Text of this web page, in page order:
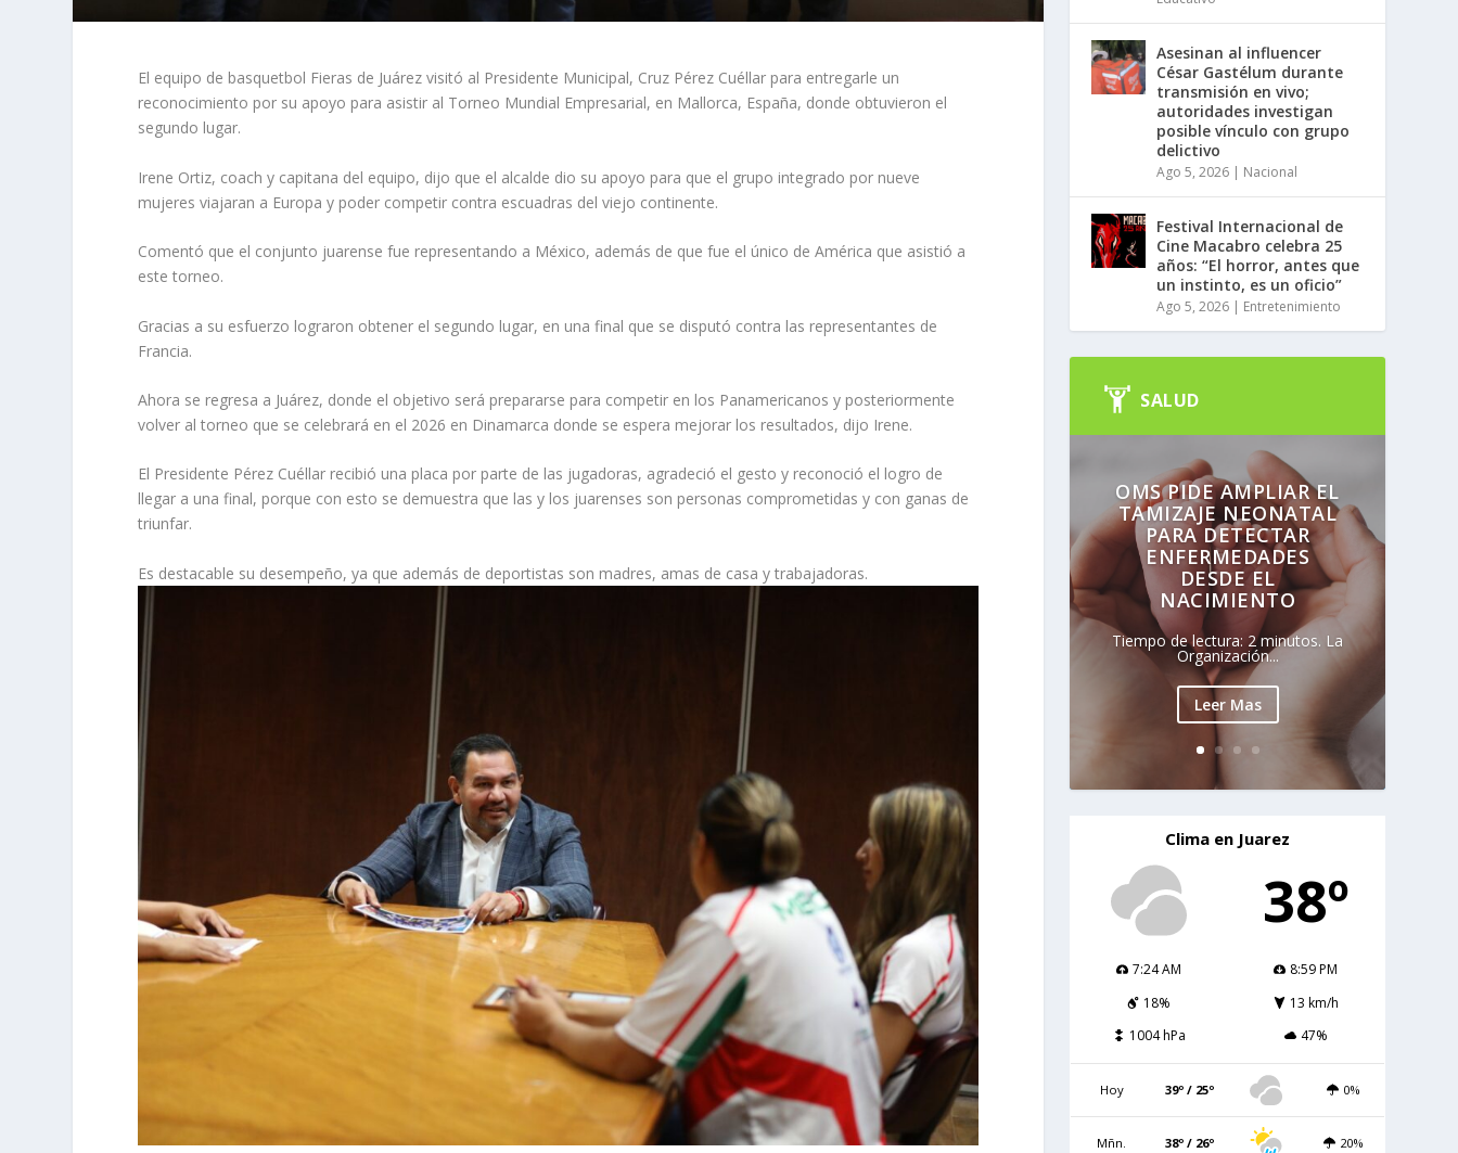
El equipo de basquetbol Fieras de Juárez visitó al Presidente Municipal, Cruz Pérez Cuéllar para entregarle un
reconocimiento por su apoyo para asistir al Torneo Mundial Empresarial, en Mallorca, España, donde obtuvieron el
segundo lugar.
Irene Ortiz, coach y capitana del equipo, dijo que el alcalde dio su apoyo para que el grupo integrado por nueve
mujeres viajaran a Europa y poder competir contra escuadras del viejo continente.
Comentó que el conjunto juarense fue representando a México, además de que fue el único de América que asistió a
este torneo.
Gracias a su esfuerzo lograron obtener el segundo lugar, en una final que se disputó contra las representantes de
Francia.
Ahora se regresa a Juárez, donde el objetivo será prepararse para competir en los Panamericanos y posteriormente
volver al torneo que se celebrará en el 2026 en Dinamarca donde se espera mejorar los resultados, dijo Irene.
El Presidente Pérez Cuéllar recibió una placa por parte de las jugadoras, agradeció el gesto y reconoció el logro de
llegar a una final, porque con esto se demuestra que las y los juarenses son personas comprometidas y con ganas de
triunfar.
Es destacable su desempeño, ya que además de deportistas son madres, amas de casa y trabajadoras.
Asesinan al influencer
César Gastélum durante
transmisión en vivo;
autoridades investigan
posible vínculo con grupo
delictivo
Ago 5, 2026 | Nacional
Festival Internacional de
Cine Macabro celebra 25
años: “El horror, antes que
un instinto, es un oficio”
Ago 5, 2026 | Entretenimiento
SALUD
OMS PIDE AMPLIAR EL
TAMIZAJE NEONATAL
PARA DETECTAR
ENFERMEDADES
DESDE EL
NACIMIENTO
Tiempo de lectura: 2 minutos. La
Organización...
Leer Mas
Clima en Juarez
38º
7:24 AM
8:59 PM
18%
13 km/h
1004 hPa
47%
Hoy 39º / 25º 0%
Mñn. 38º / 26º 20%